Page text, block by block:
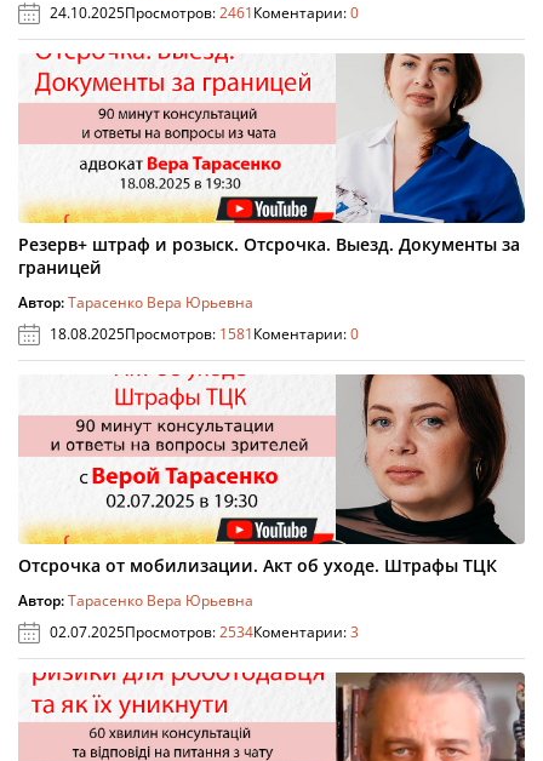
24.10.2025Просмотров:2461Коментарии:0
Резерв+ штраф и розыск. Отсрочка. Выезд. Документы за
границей
Автор:Тарасенко Вера Юрьевна
18.08.2025Просмотров: 1581Коментарии:0
Отсрочка от мобилизации. Акт об уходе. Штрафы ТЦК
Автор:Тарасенко Вера Юрьевна
02.07.2025Просмотров:2534Коментарии:3